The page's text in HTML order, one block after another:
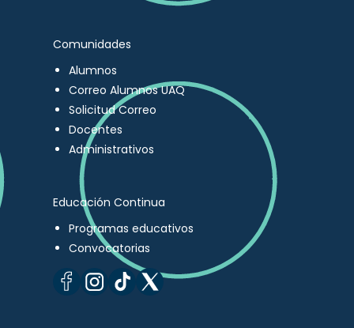
Comunidades
Alumnos
Correo Alumnos UAQ
Solicitud Correo
Docentes
Administrativos
Educación Continua
Programas educativos
Convocatorias